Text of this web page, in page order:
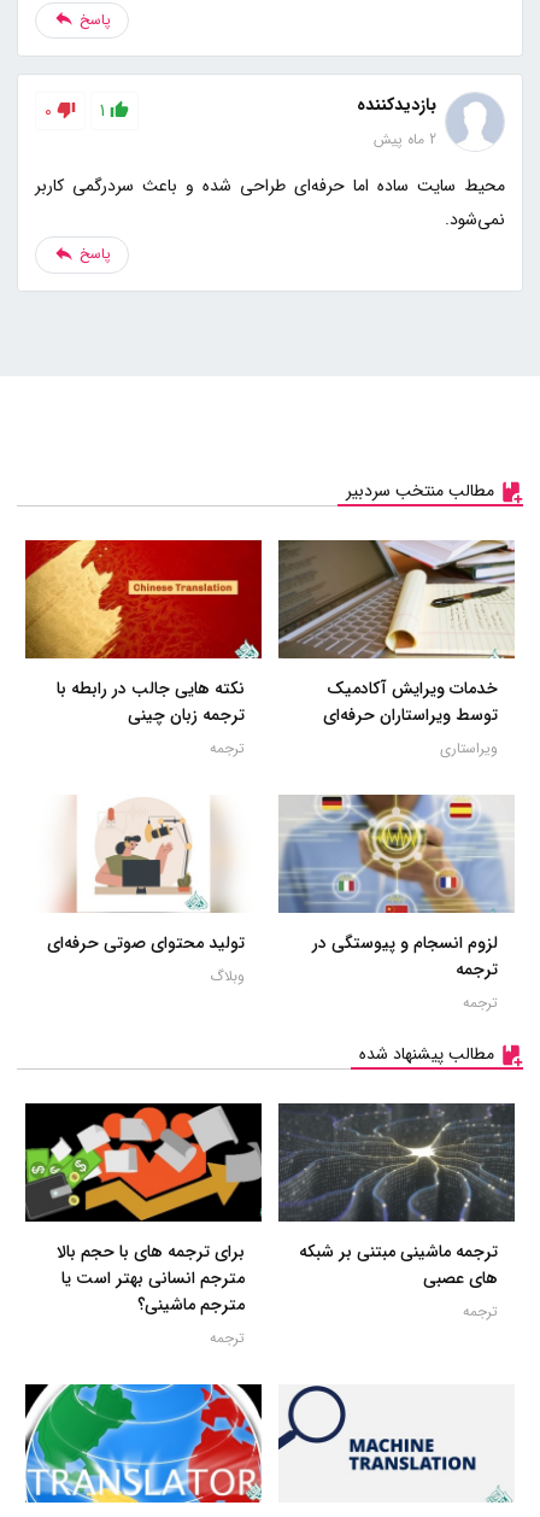
پاسخ
بازدیدکننده
2 ماه پیش
1
0
محیط سایت ساده اما حرفه‌ای طراحی شده و باعث سردرگمی کاربر
نمی‌شود.
پاسخ
مطالب منتخب سردبیر
خدمات ویرایش آکادمیک
توسط ویراستاران حرفه‌ای
ویراستاری
نکته هایی جالب در رابطه با
ترجمه زبان چینی
ترجمه
لزوم انسجام و پیوستگی در
ترجمه
ترجمه
تولید محتوای صوتی حرفه‌ای
وبلاگ
مطالب پیشنهاد شده
ترجمه ماشینی مبتنی بر شبکه
های عصبی
ترجمه
برای ترجمه های با حجم بالا
مترجم انسانی بهتر است یا
مترجم ماشینی؟
ترجمه